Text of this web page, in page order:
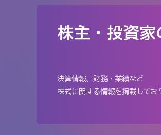
株主・投資
決算情報、財務・業績など
株式に関する情報を掲載してお